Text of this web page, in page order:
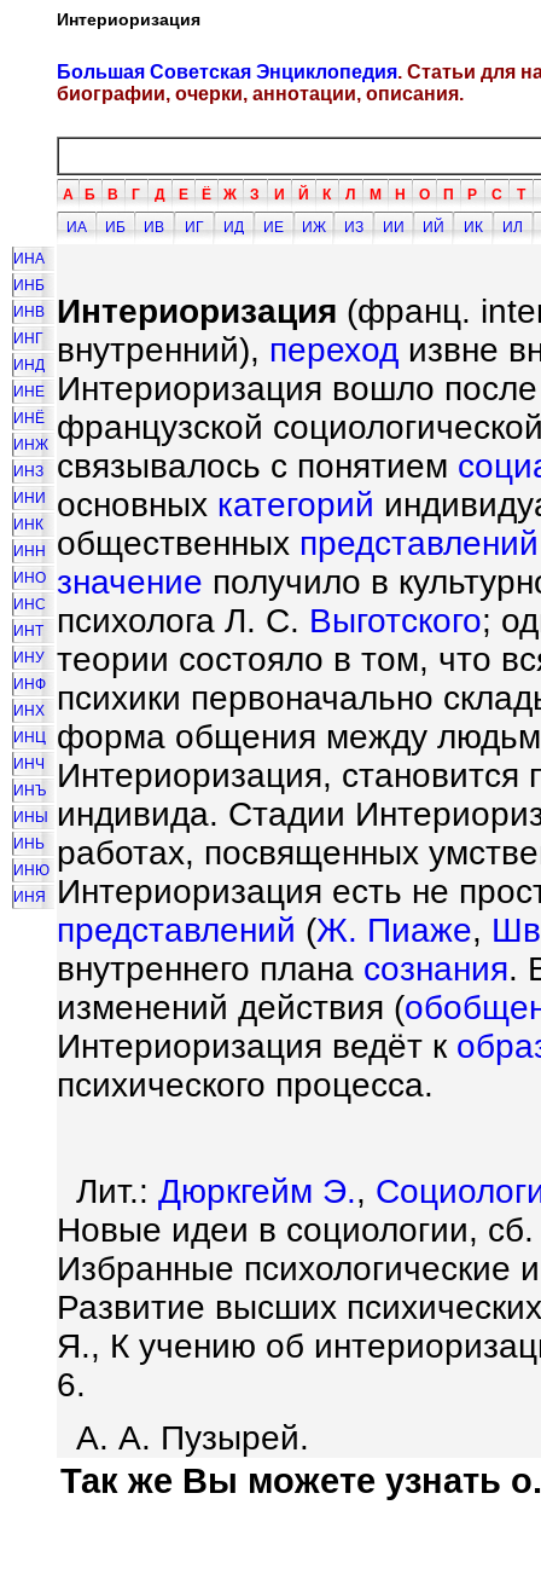
Интериоризация
Большая Советская Энциклопедия. Статьи для
биографии, очерки, аннотации, описания.
А Б В Г Д Е Ё Ж З И Й К Л М Н О П Р С Т
ИА
ИБ ИВ ИГ ИД ИЕ ИЖ ИЗ ИИ ИЙ ИК
ИЛ
ИНА
ИНБ
ИНВ
ИНГ
ИНД
ИНЕ
ИНЁ
ИНЖ
ИНЗ
ИНИ
ИНК
ИНН
ИНО
ИНС
ИНТ
ИНУ
ИНФ
ИНХ
ИНЦ
ИНЧ
ИНЪ
ИНЫ
ИНЬ
ИНЮ
ИНЯ
Интериоризация (франц.
внутренний), переход извне
Интериоризация вошло
французской
связывалось с понятием
основных категорий
общественных представлений
значение получило в
психолога Л. С. Выготского;
теории состояло в том, что
психики первоначально
форма общения между
Интериоризация, становится
индивида. Стадии
работах, посвященных
Интериоризация есть не
представлений (Ж. Пиаже,
внутреннего плана сознания.
изменений действия (
Интериоризация ведёт к
психического процесса.
Лит.: Дюркгейм Э.,
Новые идеи в социологии,
Избранные психологические
Развитие высших
Я., К учению об
6.
А. А. Пузырей.
Так же Вы можете узнать